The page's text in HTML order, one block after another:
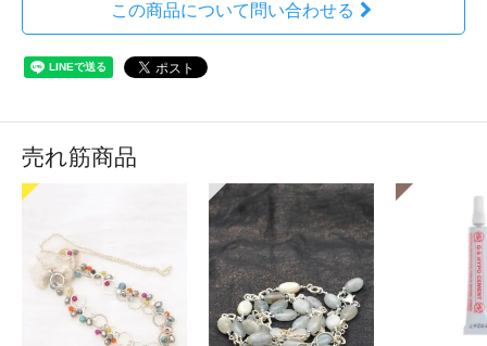
この商品について問い合わせる
売れ筋商品